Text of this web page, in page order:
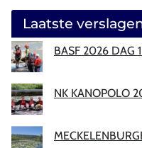
Laatste
BASF 2026 DAG
NK KANOPOLO